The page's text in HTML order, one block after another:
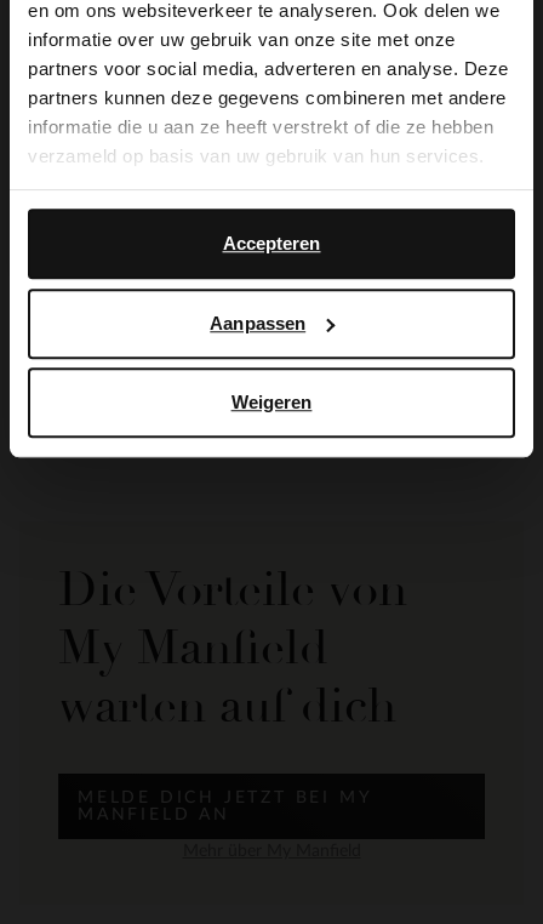
en om ons websiteverkeer te analyseren. Ook delen we
informatie over uw gebruik van onze site met onze
partners voor social media, adverteren en analyse. Deze
partners kunnen deze gegevens combineren met andere
informatie die u aan ze heeft verstrekt of die ze hebben
verzameld op basis van uw gebruik van hun services.
Accepteren
Aanpassen
Weigeren
99.99
Marineblaue Lederpumps
99.98
50.00
Die Vorteile von
My Manfield
warten auf dich
MELDE DICH JETZT BEI MY
MANFIELD AN
×
View this website in English?
It looks like your language isn't Dutch. Would
you like to switch to English?
English